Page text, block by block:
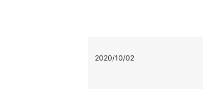
2020/10/02